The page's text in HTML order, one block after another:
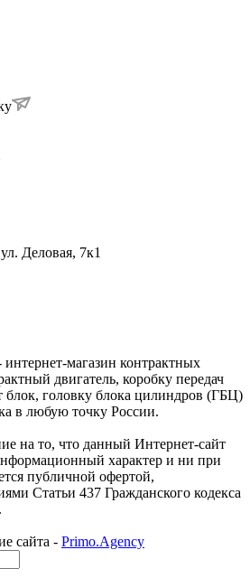
Деловая, 7к1
магазин контрактных
двигатель, коробку передач
головку блока цилиндров (ГБЦ)
в любую точку России.
на то, что данный Интернет-сайт
характер и ни при
публичной офертой,
Статьи 437 Гражданского кодекса
сайта - Primo.Agency